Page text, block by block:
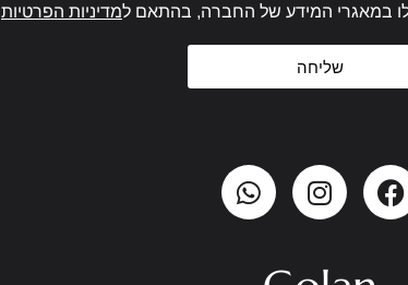
במאגרי המידע של החברה, בהתאם למדיניות הפרטיות
שליחה